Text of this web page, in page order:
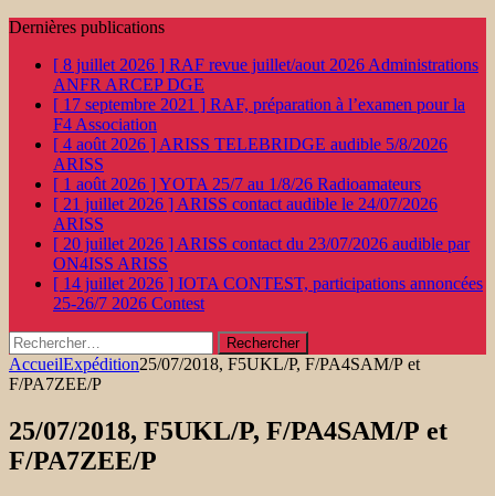
Dernières publications
[ 8 juillet 2026 ] RAF revue juillet/aout 2026 Administrations
ANFR ARCEP DGE
[ 17 septembre 2021 ] RAF, préparation à l’examen pour la
F4 Association
[ 4 août 2026 ] ARISS TELEBRIDGE audible 5/8/2026
ARISS
[ 1 août 2026 ]YOTA 25/7 au 1/8/26 Radioamateurs
[ 21 juillet 2026 ] ARISS contact audible le 24/07/2026
ARISS
[ 20 juillet 2026 ] ARISS contact du 23/07/2026 audible par
ON4ISS ARISS
[ 14 juillet 2026 ] IOTA CONTEST, participations annoncées
25-26/7 2026 Contest
Rechercher :
AccueilExpédition25/07/2018, F5UKL/P, F/PA4SAM/P et
F/PA7ZEE/P
25/07/2018, F5UKL/P, F/PA4SAM/P et
F/PA7ZEE/P